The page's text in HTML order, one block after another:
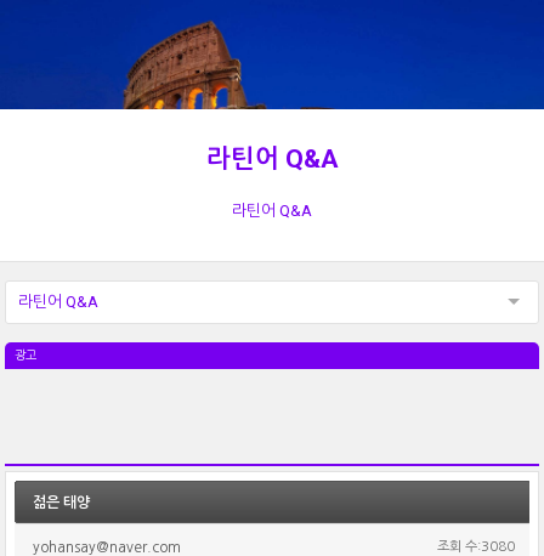
라틴어 Q&A
라틴어 Q&A
라틴어 Q&A
광고
젊은 태양
yohansay@naver.com 조회 수:3080